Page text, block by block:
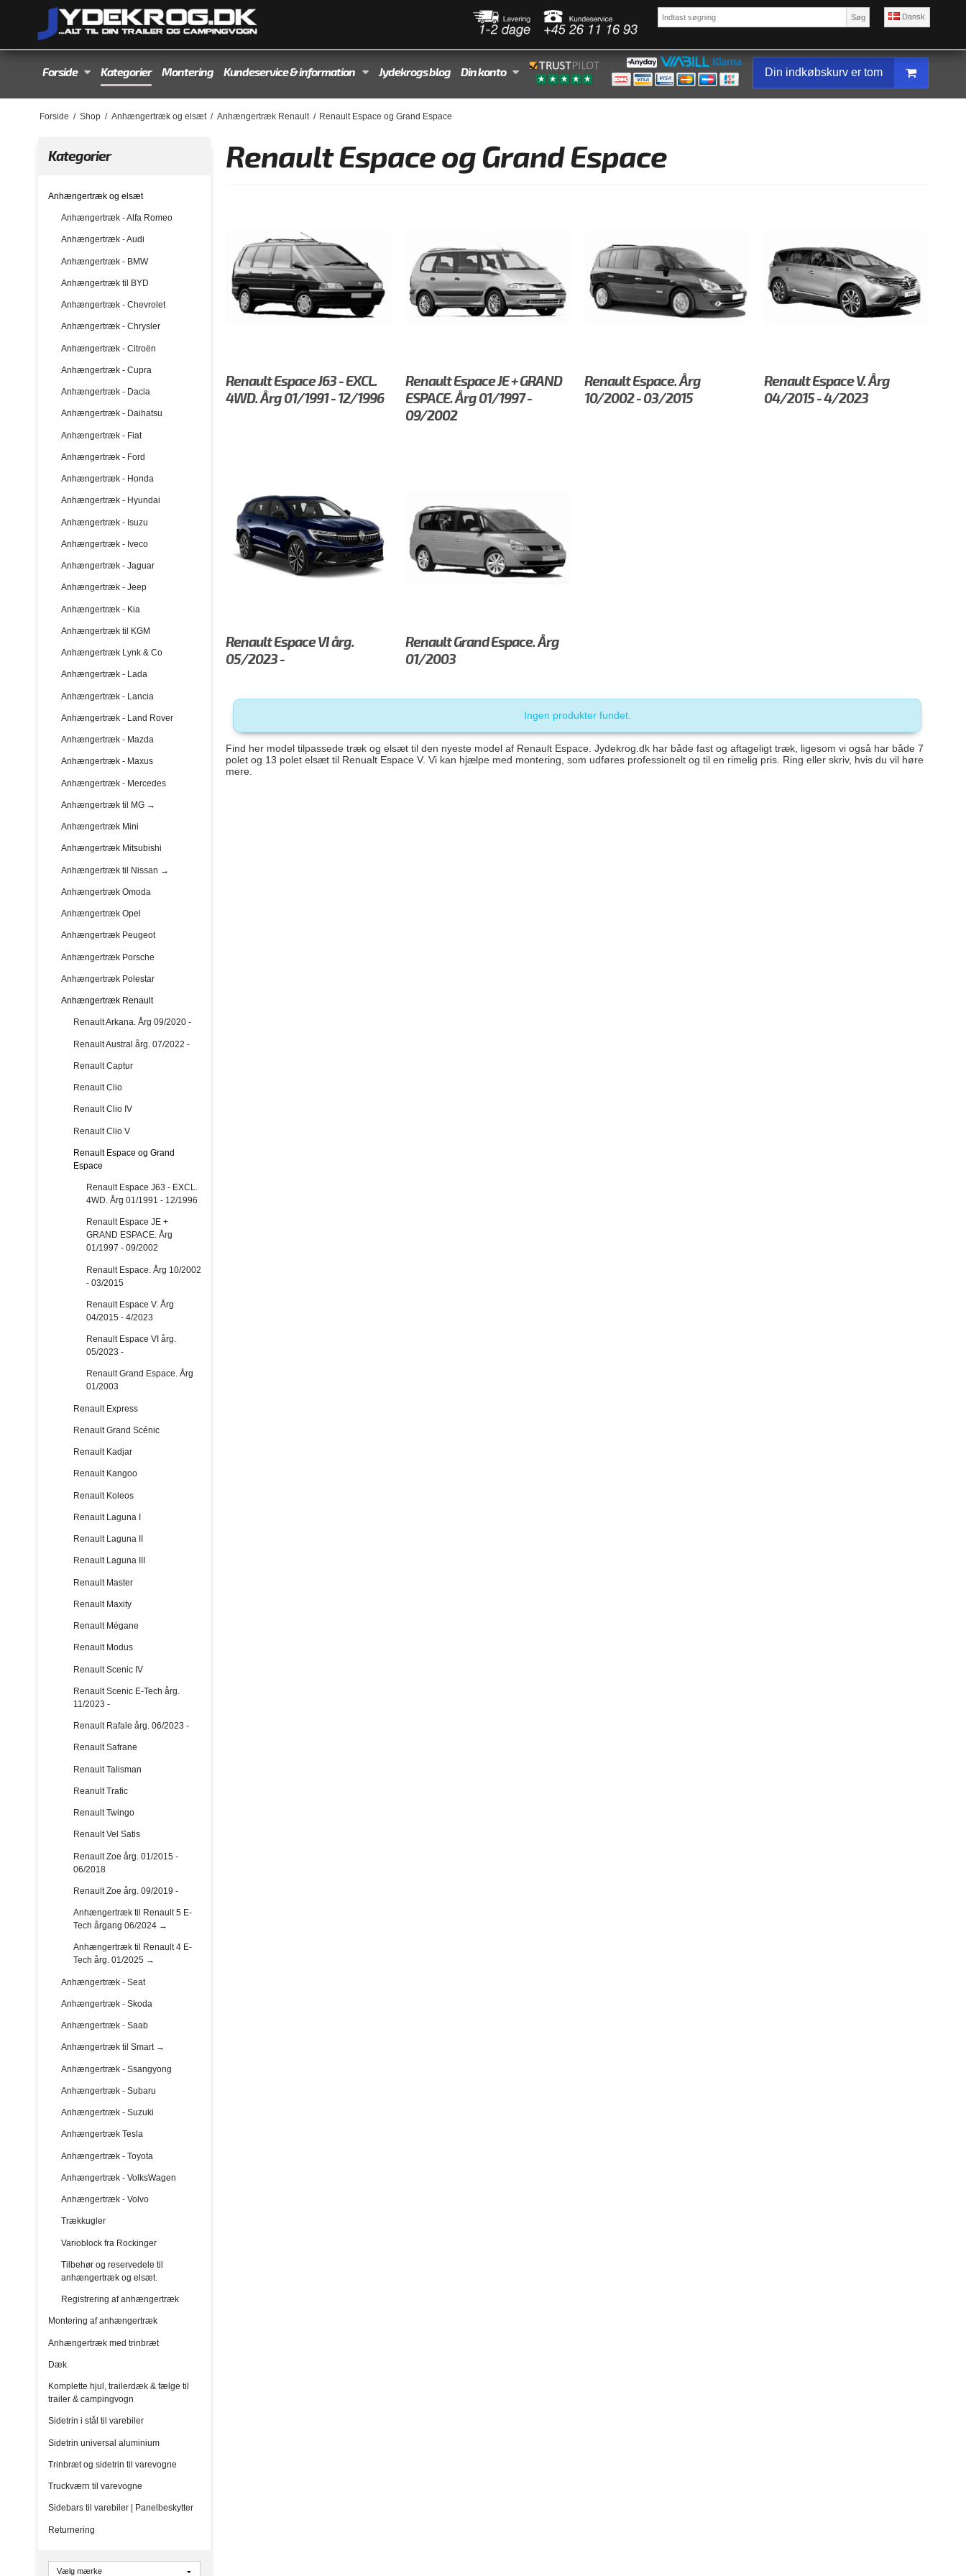
Dansk
Søg
Forside Kategorier Montering Kundeservice & information Jydekrogs blog Din konto Din indkøbskurv er tom
Forside / Shop / Anhængertræk og elsæt / Anhængertræk Renault / Renault Espace og Grand Espace
Kategorier
Anhængertræk og elsæt
Anhængertræk - Alfa Romeo
Anhængertræk - Audi
Anhængertræk - BMW
Anhængertræk til BYD
Anhængertræk - Chevrolet
Anhængertræk - Chrysler
Anhængertræk - Citroën
Anhængertræk - Cupra
Anhængertræk - Dacia
Anhængertræk - Daihatsu
Anhængertræk - Fiat
Anhængertræk - Ford
Anhængertræk - Honda
Anhængertræk - Hyundai
Anhængertræk - Isuzu
Anhængertræk - Iveco
Anhængertræk - Jaguar
Anhængertræk - Jeep
Anhængertræk - Kia
Anhængertræk til KGM
Anhængertræk Lynk & Co
Anhængertræk - Lada
Anhængertræk - Lancia
Anhængertræk - Land Rover
Anhængertræk - Mazda
Anhængertræk - Maxus
Anhængertræk - Mercedes
Anhængertræk til MG →
Anhængertræk Mini
Anhængertræk Mitsubishi
Anhængertræk til Nissan →
Anhængertræk Omoda
Anhængertræk Opel
Anhængertræk Peugeot
Anhængertræk Porsche
Anhængertræk Polestar
Anhængertræk Renault
Renault Arkana. Årg 09/2020 -
Renault Austral årg. 07/2022 -
Renault Captur
Renault Clio
Renault Clio IV
Renault Clio V
Renault Espace og Grand
Espace
Renault Espace J63 - EXCL.
4WD. Årg 01/1991 - 12/1996
Renault Espace JE +
GRAND ESPACE. Årg
01/1997 - 09/2002
Renault Espace. Årg 10/2002
- 03/2015
Renault Espace V. Årg
04/2015 - 4/2023
Renault Espace VI årg.
05/2023 -
Renault Grand Espace. Årg
01/2003
Renault Express
Renault Grand Scénic
Renault Kadjar
Renault Kangoo
Renault Koleos
Renault Laguna I
Renault Laguna II
Renault Laguna III
Renault Master
Renault Maxity
Renault Mégane
Renault Modus
Renault Scenic IV
Renault Scenic E-Tech årg.
11/2023 -
Renault Rafale årg. 06/2023 -
Renault Safrane
Renault Talisman
Reanult Trafic
Renault Twingo
Renault Vel Satis
Renault Zoe årg. 01/2015 -
06/2018
Renault Zoe årg. 09/2019 -
Anhængertræk til Renault 5 E-
Tech årgang 06/2024 →
Anhængertræk til Renault 4 E-
Tech årg. 01/2025 →
Anhængertræk - Seat
Anhængertræk - Skoda
Anhængertræk - Saab
Anhængertræk til Smart →
Anhængertræk - Ssangyong
Anhængertræk - Subaru
Anhængertræk - Suzuki
Anhængertræk Tesla
Anhængertræk - Toyota
Anhængertræk - VolksWagen
Anhængertræk - Volvo
Trækkugler
Varioblock fra Rockinger
Tilbehør og reservedele til
anhængertræk og elsæt.
Registrering af anhængertræk
Montering af anhængertræk
Anhængertræk med trinbræt
Dæk
Komplette hjul, trailerdæk & fælge til
trailer & campingvogn
Sidetrin i stål til varebiler
Sidetrin universal aluminium
Trinbræt og sidetrin til varevogne
Truckværn til varevogne
Sidebars til varebiler | Panelbeskytter
Returnering
Renault Espace og Grand Espace
Renault Espace J63 - EXCL.
4WD. Årg 01/1991 - 12/1996
Renault Espace JE + GRAND
ESPACE. Årg 01/1997 -
09/2002
Renault Espace. Årg
10/2002 - 03/2015
Renault Espace V. Årg
04/2015 - 4/2023
Renault Espace VI årg.
05/2023 -
Renault Grand Espace. Årg
01/2003
Ingen produkter fundet.
Find her model tilpassede træk og elsæt til den nyeste model af Renault Espace. Jydekrog.dk har både fast og aftageligt træk, ligesom vi også har både 7
polet og 13 polet elsæt til Renualt Espace V. Vi kan hjælpe med montering, som udføres professionelt og til en rimelig pris. Ring eller skriv, hvis du vil høre
mere.